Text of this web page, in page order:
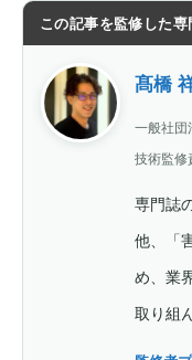
この記事を監修した専
髙橋
一般社団
技術監修
専門誌
他、「
め、業
取り組